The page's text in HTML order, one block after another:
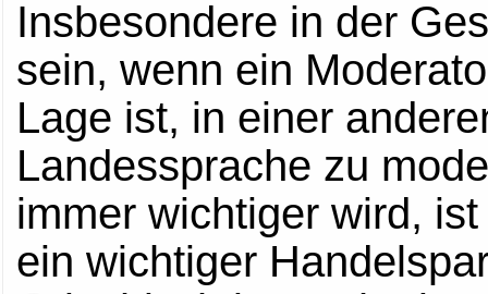
Weitere Informationen...
Wirtschaftskongresse,...
Weitere Informationen...
Insbesondere in der
sein, wenn ein
Lage ist, in einer
Landessprache zu
immer wichtiger wird,
ein wichtiger